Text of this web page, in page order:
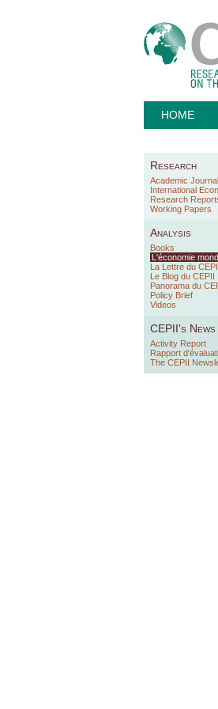
HOME
Research
Academic
International
Research
Working Papers
Analysis
Books
L'économie
La Lettre du
Le Blog du CEPII
Panorama du
Policy Brief
Videos
CEPII's News
Activity Report
Rapport
The CEPII